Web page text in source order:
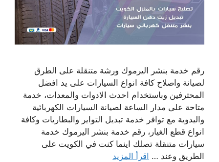
رقم خدمة بنشر اليرموك ورشة متنقلة على الطرق
لصيانة واصلاح كافة انواع السيارات على يد افضل
المحترفين وباستخدام احدث الادوات والمعدات، خدمة
متاحة على مدار الساعة لصيانة السيارات الكهربائية
واليدوية مع توافر خدمة تبديل التواير والبطاريات وكافة
انواع قطع الغيار، رقم خدمة بنشر اليرموك خدمة
سيارات متنقلة تصلك اينما كنت في الكويت على
الطريق وعند … اقرأ المزيد